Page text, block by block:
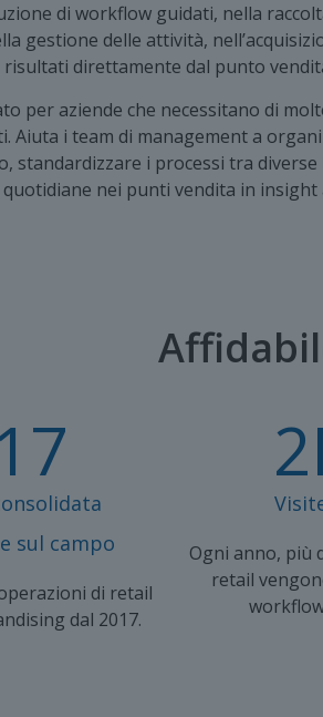
di workflow guidati, nella
gestione delle attività,
direttamente dal punto
per aziende che necessitano di
Aiuta i team di management a
standardizzare i processi tra diverse
nei punti vendita in insight
sul campo
di retail
dal 2017.
2
Ogni anno, più
retail